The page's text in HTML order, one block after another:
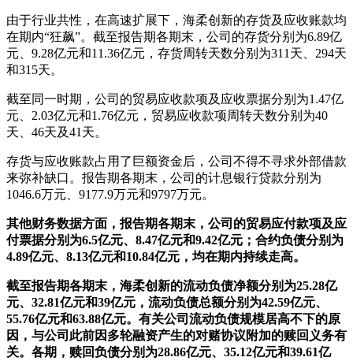
由于行业共性，在高速扩展下，海柔创新的存货及应收账款均
在期内“狂飙”。截至报告期各期末，公司的存货分别为6.89亿
元、9.28亿元和11.36亿元，存货周转天数分别为311天、294天
和315天。
截至同一时期，公司的贸易应收款项及应收票据分别为1.47亿
元、2.03亿元和1.76亿元，贸易应收款项周转天数分别为40
天、46天及41天。
存货与应收账款占用了巨额资金后，公司不得不寻求外部借款
来弥补缺口。报告期各期末，公司的计息银行贷款分别为
1046.6万元、9177.9万元和9797万元。
其他财务数据方面，报告期各期末，公司的贸易应付款项及应
付票据分别为6.5亿元、8.47亿元和9.42亿元；合约负债分别为
4.89亿元、8.13亿元和10.84亿元，均在期内持续走高。
截至报告期各期末，海柔创新的流动负债净额分别为25.28亿
元、32.81亿元和39亿元，流动负债总额分别为42.59亿元、
55.76亿元和63.88亿元。有关公司流动负债规模居高不下的原
因，与公司此前因多轮融资产生的对赌协议附加的赎回义务有
关。各期，赎回负债分别为28.86亿元、35.12亿元和39.61亿